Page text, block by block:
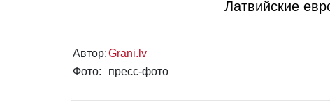
Латвийские
Автор:Grani.lv
Фото:
пресс-фото